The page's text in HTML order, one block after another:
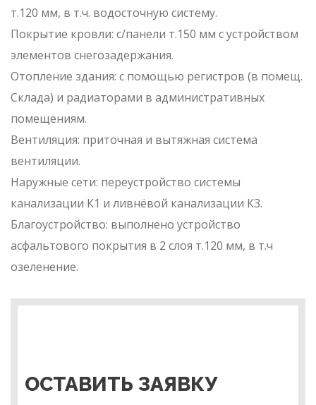
т.120 мм, в т.ч. водосточную систему.
Покрытие кровли: с/панели т.150 мм с устройством
элементов снегозадержания.
Отопление здания: с помощью регистров (в помещ.
Склада) и радиаторами в административных
помещениям.
Вентиляция: приточная и вытяжная система
вентиляции.
Наружные сети: переустройство системы
канализации К1 и ливнёвой канализации К3.
Благоустройство: выполнено устройство
асфальтового покрытия в 2 слоя т.120 мм, в т.ч
озеленение.
ОСТАВИТЬ ЗАЯВКУ